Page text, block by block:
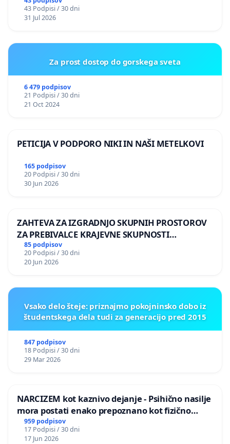
43 Podpisi / 30 dni
31 Jul 2026
Za prost dostop do gorskega sveta
6 479 podpisov
21 Podpisi / 30 dni
21 Oct 2024
PETICIJA V PODPORO NIKI IN NAŠI METELKOVI
165 podpisov
20 Podpisi / 30 dni
30 Jun 2026
ZAHTEVA ZA IZGRADNJO SKUPNIH PROSTOROV
ZA PREBIVALCE KRAJEVNE SKUPNOSTI
PRESTRANEK
85 podpisov
20 Podpisi / 30 dni
20 Jun 2026
Vsako delo šteje: priznajmo pokojninsko dobo iz
študentskega dela tudi za generacijo pred 2015
847 podpisov
18 Podpisi / 30 dni
29 Mar 2026
NARCIZEM kot kaznivo dejanje - Psihično nasilje
mora postati enako prepoznano kot fizično
nasilje
959 podpisov
17 Podpisi / 30 dni
17 Jun 2026